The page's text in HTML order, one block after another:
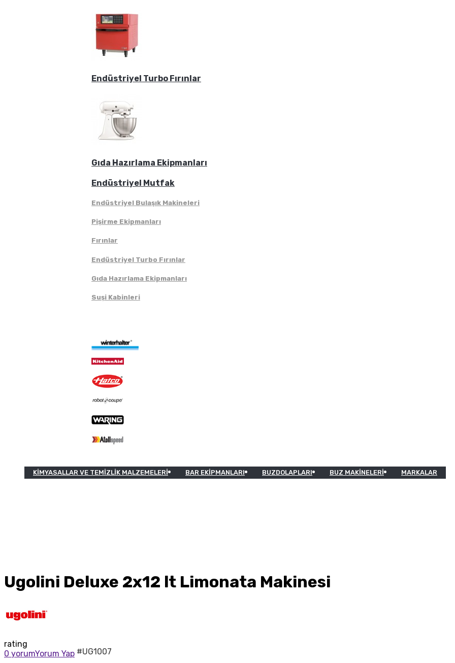
Endüstriyel Turbo Fırınlar
Gıda Hazırlama Ekipmanları
Endüstriyel Mutfak
Endüstriyel Bulaşık Makineleri
Pişirme Ekipmanları
Fırınlar
Endüstriyel Turbo Fırınlar
Gıda Hazırlama Ekipmanları
Suşi Kabinleri
KIMYASALLAR VE TEMIZLIK MALZEMELERI BAR EKIPMANLARI BUZDOLAPLARI BUZ MAKINELERI MARKALAR
Ugolini Deluxe 2x12 lt Limonata Makinesi
rating
0 yorumYorum Yap #UG1007